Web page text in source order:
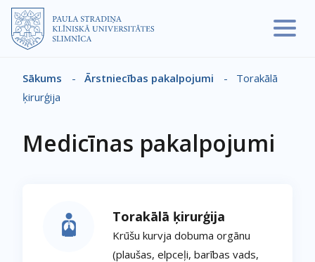
Pārlekt uz galveno saturu
Atpakaļceļš
Sākums - Ārstniecības pakalpojumi -
Torakālā
ķirurģija
Medicīnas pakalpojumi
Torakālā ķirurģija
Krūšu kurvja dobuma orgānu
(plaušas, elpceļi, barības vads,